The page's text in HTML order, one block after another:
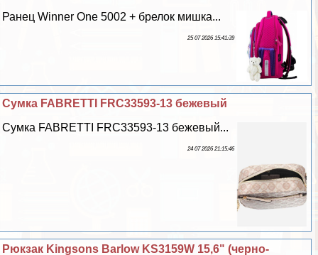
Ранец Winner One 5002 + брелок мишка...
25 07 2026 15:41:39
Сумка FABRETTI FRC33593-13 бежевый
Сумка FABRETTI FRC33593-13 бежевый...
24 07 2026 21:15:46
Рюкзак Kingsons Barlow KS3159W 15,6" (черно-